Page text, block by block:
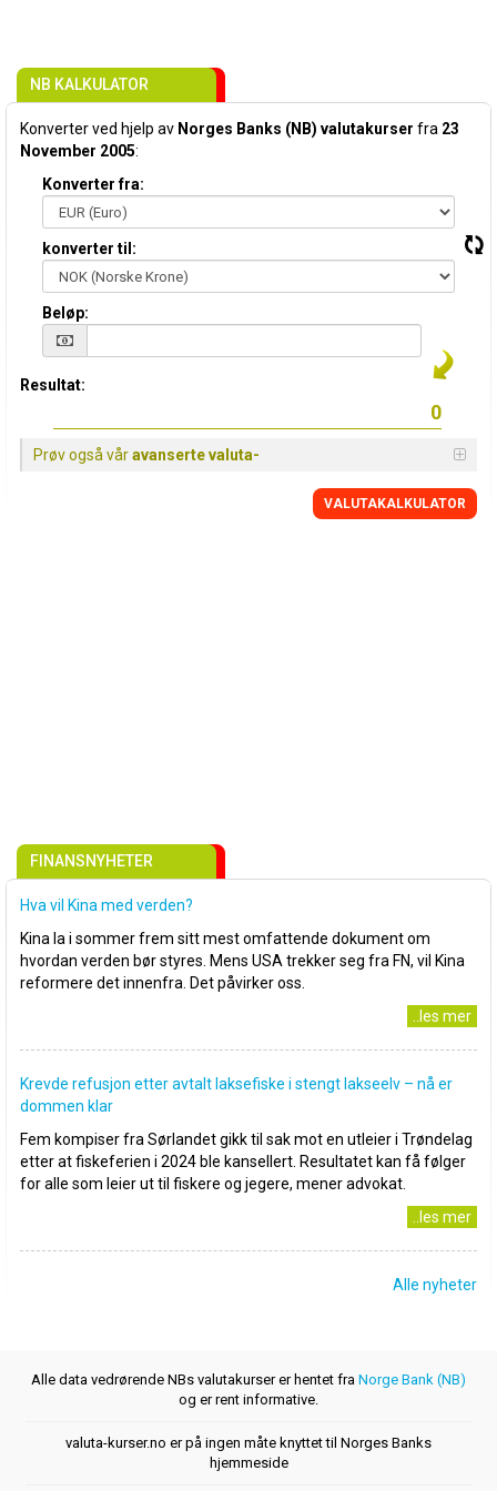
NB KALKULATOR
Konverter ved hjelp av Norges Banks (NB) valutakurser fra 23
November 2005:
Konverter fra:
konverter til:
Beløp:
Resultat:
Prøv også våravanserte valuta-
VALUTAKALKULATOR
FINANSNYHETER
Hva vil Kina med verden?
Kina la i sommer frem sitt mest omfattende dokument om
hvordan verden bør styres. Mens USA trekker seg fra FN, vil Kina
reformere det innenfra. Det påvirker oss.
..les mer
Krevde refusjon etter avtalt laksefiske i stengt lakseelv – nå er
dommen klar
Fem kompiser fra Sørlandet gikk til sak mot en utleier i Trøndelag
etter at fiskeferien i 2024 ble kansellert. Resultatet kan få følger
for alle som leier ut til fiskere og jegere, mener advokat.
..les mer
Alle nyheter
Alle data vedrørende NBs valutakurser er hentet fra Norge Bank (NB)
og er rent informative.
valuta-kurser.no er på ingen måte knyttet til Norges Banks
hjemmeside